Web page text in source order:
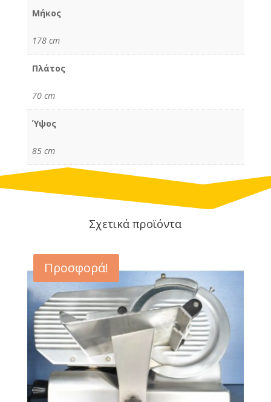
Μήκος
178 cm
Πλάτος
70 cm
Ύψος
85 cm
Σχετικά προϊόντα
Προσφορά!